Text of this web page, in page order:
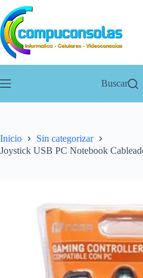
Saltar
al
contenido
Buscar
Inicio
Sin categorizar
Joystick USB PC Notebook